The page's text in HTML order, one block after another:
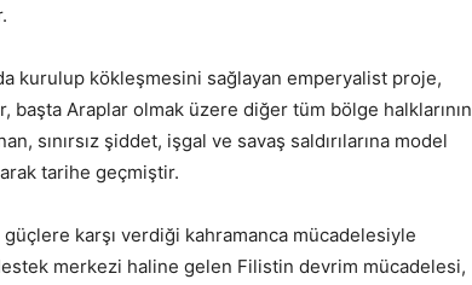
kurulup kökleşmesini sağlayan emperyalist proje,
Araplar olmak üzere diğer tüm bölge halklarının
sınırsız şiddet, işgal ve savaş saldırılarına model
tarihe geçmiştir.
karşı verdiği kahramanca mücadelesiyle
merkezi haline gelen Filistin devrim mücadelesi,